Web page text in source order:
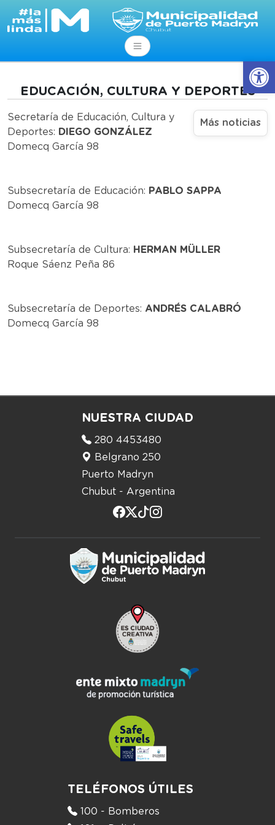
Abrir
EDUCACIÓN, CULTURA Y DEPORTES
Más noticias
Secretaría de Educación, Cultura y
Deportes: DIEGO GONZÁLEZ
Domecq García 98
Subsecretaría de Educación: PABLO SAPPA
Domecq García 98
Subsecretaría de Cultura: HERMAN MÜLLER
Roque Sáenz Peña 86
Subsecretaría de Deportes: ANDRÉS CALABRÓ
Domecq García 98
NUESTRA CIUDAD
280 4453480
Belgrano 250
Puerto Madryn
Chubut - Argentina
TELÉFONOS ÚTILES
100 - Bomberos